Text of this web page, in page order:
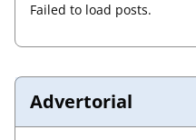
Failed to load posts.
Advertorial